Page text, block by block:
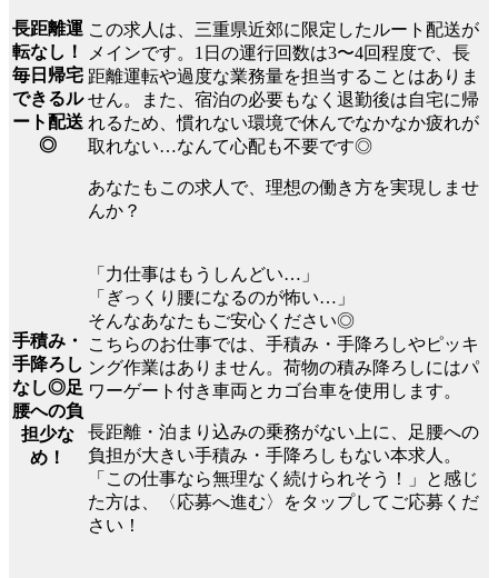
長距離運
転なし！
毎日帰宅
できるル
ート配送
◎
この求人は、三重県近郊に限定したルート配送が
メインです。1日の運行回数は3〜4回程度で、長
距離運転や過度な業務量を担当することはありま
せん。また、宿泊の必要もなく退勤後は自宅に帰
れるため、慣れない環境で休んでなかなか疲れが
取れない…なんて心配も不要です◎
あなたもこの求人で、理想の働き方を実現しませ
んか？
手積み・
手降ろし
なし◎足
腰への負
担少な
め！
「力仕事はもうしんどい…」
「ぎっくり腰になるのが怖い…」
そんなあなたもご安心ください◎
こちらのお仕事では、手積み・手降ろしやピッキ
ング作業はありません。荷物の積み降ろしにはパ
ワーゲート付き車両とカゴ台車を使用します。
長距離・泊まり込みの乗務がない上に、足腰への
負担が大きい手積み・手降ろしもない本求人。
「この仕事なら無理なく続けられそう！」と感じ
た方は、〈応募へ進む〉をタップしてご応募くだ
さい！